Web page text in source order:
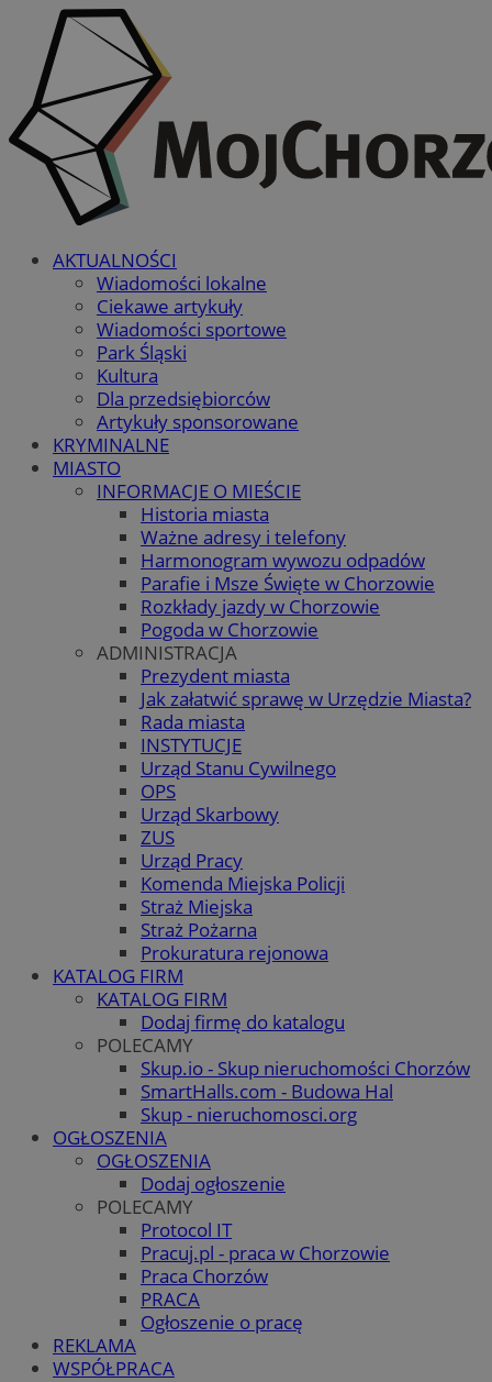
AKTUALNOŚCI
Wiadomości lokalne
Ciekawe artykuły
Wiadomości sportowe
Park Śląski
Kultura
Dla przedsiębiorców
Artykuły sponsorowane
KRYMINALNE
MIASTO
INFORMACJE O MIEŚCIE
Historia miasta
Ważne adresy i telefony
Harmonogram wywozu odpadów
Parafie i Msze Święte w Chorzowie
Rozkłady jazdy w Chorzowie
Pogoda w Chorzowie
ADMINISTRACJA
Prezydent miasta
Jak załatwić sprawę w Urzędzie Miasta?
Rada miasta
INSTYTUCJE
Urząd Stanu Cywilnego
OPS
Urząd Skarbowy
ZUS
Urząd Pracy
Komenda Miejska Policji
Straż Miejska
Straż Pożarna
Prokuratura rejonowa
KATALOG FIRM
KATALOG FIRM
Dodaj firmę do katalogu
POLECAMY
Skup.io - Skup nieruchomości Chorzów
SmartHalls.com - Budowa Hal
Skup - nieruchomosci.org
OGŁOSZENIA
OGŁOSZENIA
Dodaj ogłoszenie
POLECAMY
Protocol IT
Pracuj.pl - praca w Chorzowie
Praca Chorzów
PRACA
Ogłoszenie o pracę
REKLAMA
WSPÓŁPRACA